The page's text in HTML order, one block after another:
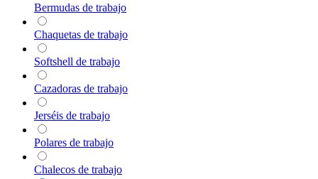
Bermudas de trabajo
Chaquetas de trabajo
Softshell de trabajo
Cazadoras de trabajo
Jerséis de trabajo
Polares de trabajo
Chalecos de trabajo